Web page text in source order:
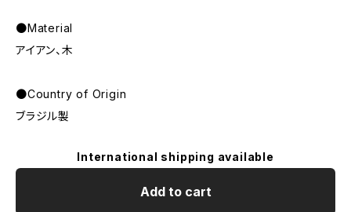
●Material
アイアン、木
●Country of Origin
ブラジル製
International shipping available
Add to cart